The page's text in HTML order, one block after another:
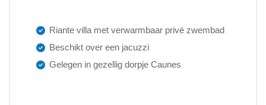
Riante villa met verwarmbaar privé zwembad
Beschikt over een jacuzzi
Gelegen in gezellig dorpje Caunes